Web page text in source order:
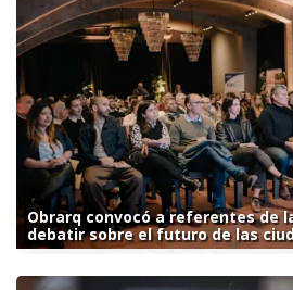
Obrarq convocó a referentes de
debatir sobre el futuro de las